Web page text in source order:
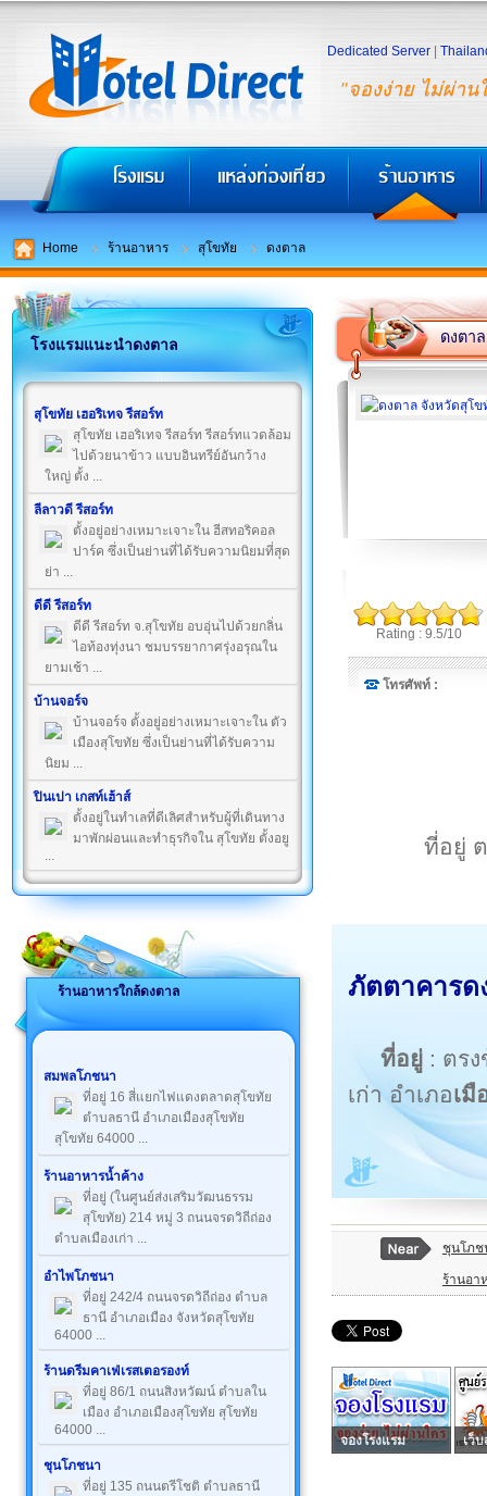
"จองง่าย ไม่ผ่าน
Dedicated Server
Home ร้านอาหาร สุโขทัย ดงตาล
โรงแรมแนะนำดงตาล
สุโขทัย เฮอริเทจ รีสอร์ท
สุโขทัย เฮอริเทจ รีสอร์ท รีสอร์ทแวดล้อม
ไปด้วยนาข้าว แบบอินทรีย์อันกว้าง
ใหญ่ ตั้ง ...
ลีลาวดี รีสอร์ท
ตั้งอยู่อย่างเหมาะเจาะใน ฮีสทอริคอล
ปาร์ค ซึ่งเป็นย่านที่ได้รับความนิยมที่สุด
ย่า ...
ดีดี รีสอร์ท
ดีดี รีสอร์ท จ.สุโขทัย อบอุ่นไปด้วยกลิ่น
ไอท้องทุ่งนา ชมบรรยากาศรุ่งอรุณใน
ยามเช้า ...
บ้านจอร์จ
บ้านจอร์จ ตั้งอยู่อย่างเหมาะเจาะใน ตัว
เมืองสุโขทัย ซึ่งเป็นย่านที่ได้รับความ
นิยม ...
ปินเปา เกสท์เฮ้าส์
ตั้งอยู่ในทำเลที่ดีเลิศสำหรับผู้ที่เดินทาง
มาพักผ่อนและทำธุรกิจใน สุโขทัย ตั้งอยู
...
ร้านอาหารใกล้ดงตาล
สมพลโภชนา
ที่อยู่ 16 สี่แยกไฟแดงตลาดสุโขทัย
ตำบลธานี อำเภอเมืองสุโขทัย
สุโขทัย 64000 ...
ร้านอาหารน้ำค้าง
ที่อยู่ (ในศูนย์ส่งเสริมวัฒนธรรม
สุโขทัย) 214 หมู่ 3 ถนนจรดวิถีถ่อง
ตำบลเมืองเก่า ...
อำไพโภชนา
ที่อยู่ 242/4 ถนนจรดวิถีถ่อง ตำบล
ธานี อำเภอเมือง จังหวัดสุโขทัย
64000 ...
ร้านดรีมคาเฟ่เรสเตอรองท์
ที่อยู่ 86/1 ถนนสิงหวัฒน์ ตำบลใน
เมือง อำเภอเมืองสุโขทัย สุโขทัย
64000 ...
ชุนโภชนา
ที่อยู่ 135 ถนนตรีโชติ ตำบลธานี
ดงตาล
Rating : 9.5/10
โทรศัพท์ :
ที่อยู่
ภัตตาคารด
ที่อยู่ : ตร
เก่า อำเภอเมื
ชุนโภช
ร้านอา
จองโรงแรม เว็บ